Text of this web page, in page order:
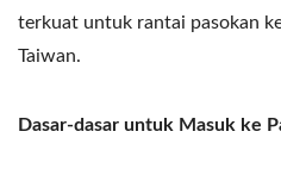
terkuat untuk rantai pasokan
Taiwan.
Dasar-dasar untuk Masuk ke